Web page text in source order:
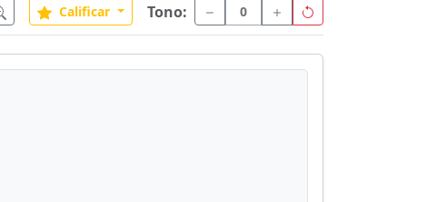
Calificar Tono: 0